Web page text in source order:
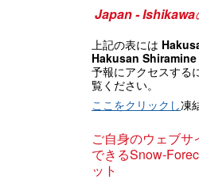
Japan - Ishikawa
上記の表には
Hakusan
予報にアクセスする
覧ください。
ここをクリックし凍
ご自身のウェブ
できるSnow-
ット